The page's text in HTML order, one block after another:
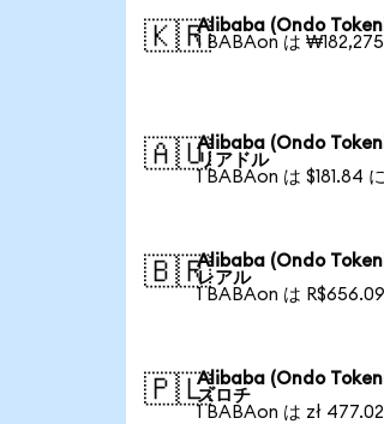
🇰🇷Alibaba (Ondo
1 BABAon は
🇦🇺Alibaba (Ondo
リアドル
1 BABAon は $181.84
🇧🇷Alibaba (Ondo
レアル
1 BABAon は
🇵🇱Alibaba (Ondo
ズロチ
1 BABAon は zł